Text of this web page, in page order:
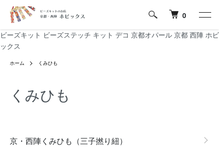
ビーズキット ビーズステッチ キット デコ 京都オパール 京都 西陣 ホビ
ックス
0
ホーム くみひも
くみひも
京・西陣くみひも（三子撚り紐）